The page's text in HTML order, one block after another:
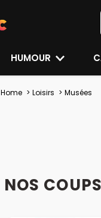
HUMOUR
Home Loisirs Musées
NOS